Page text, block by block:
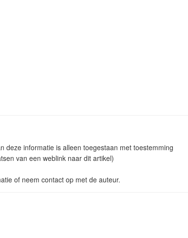
deze informatie is alleen toegestaan met toestemming
van een weblink naar dit artikel)
of neem contact op met de auteur.